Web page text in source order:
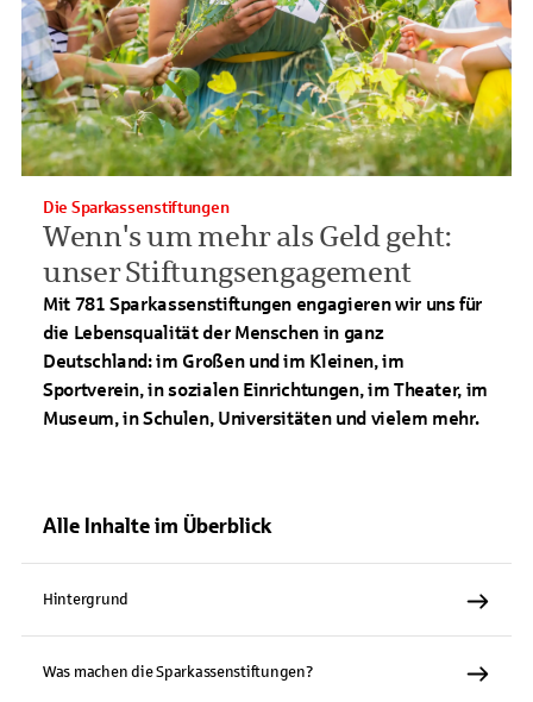
Wenn's um mehr als Geld geht:
unser Stiftungsengagement
Die Sparkassenstiftungen
Mit 781 Sparkassenstiftungen engagieren wir uns für
die Lebensqualität der Menschen in ganz
Deutschland: im Großen und im Kleinen, im
Sportverein, in sozialen Einrichtungen, im Theater, im
Museum, in Schulen, Universitäten und vielem mehr.
Alle Inhalte im Überblick
Hintergrund
Was machen die Sparkassenstiftungen?